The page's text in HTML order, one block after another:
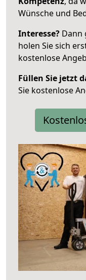
Wünsche und
Interesse? Dann
holen Sie sich
kostenlose
Füllen Sie jetzt
Sie kostenlose